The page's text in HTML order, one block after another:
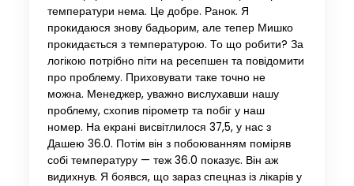
температури нема. Це добре. Ранок. Я
прокидаюся знову бадьорим, але тепер Мишко
прокидається з температурою. То що робити? За
логікою потрібно піти на ресепшен та повідомити
про проблему. Приховувати таке точно не
можна. Менеджер, уважно вислухавши нашу
проблему, схопив пірометр та побіг у наш
номер. На екрані висвітлилося 37,5, у нас з
Дашею 36.0. Потім він з побоюванням поміряв
собі температуру — теж 36.0 показує. Він аж
видихнув. Я боявся, що зараз спецназ із лікарів у